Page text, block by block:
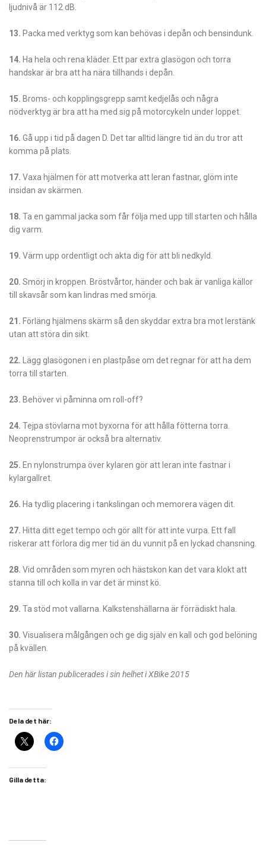
ljudnivå är 112 dB.
13. Packa med verktyg som kan behövas i depån och bensindunk.
14. Ha hela och rena kläder. Ett par extra glasögon och torra
handskar är bra att ha nära tillhands i depån.
15. Broms- och kopplingsgrepp samt kedjelås och några
nödverktyg är bra att ha med sig på motorcykeln under loppet.
16. Gå upp i tid på dagen D. Det tar alltid längre tid än du tror att
komma på plats.
17. Vaxa hjälmen för att motverka att leran fastnar, glöm inte
insidan av skärmen.
18. Ta en gammal jacka som får följa med upp till starten och hålla
dig varm.
19. Värm upp ordentligt och akta dig för att bli nedkyld.
20. Smörj in kroppen. Bröstvårtor, händer och bak är vanliga källor
till skavsår som kan lindras med smörja.
21. Förläng hjälmens skärm så den skyddar extra bra mot lerstänk
utan att störa din sikt.
22. Lägg glasögonen i en plastpåse om det regnar för att ha dem
torra till starten.
23. Behöver vi påminna om roll-off?
24. Tejpa stövlarna mot byxorna för att hålla fötterna torra.
Neoprenstrumpor är också bra alternativ.
25. En nylonstrumpa över kylaren gör att leran inte fastnar i
kylargallret.
26. Ha tydlig placering i tankslingan och memorera vägen dit.
27. Hitta ditt eget tempo och gör allt för att inte vurpa. Ett fall
riskerar att förlora dig mer tid än du vunnit på en lyckad chansning.
28. Vid områden som myren och hästskon kan det vara klokt att
stanna till och kolla in var det är minst kö.
29. Ta stöd mot vallarna. Kalkstenshällarna är förrädiskt hala.
30. Visualisera målgången och ge dig själv en kall och god belöning
på kvällen.
Den här listan publicerades i sin helhet i XBike 2015
Dela det här:
Gilla detta: